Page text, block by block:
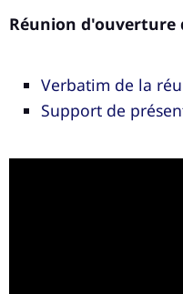
Réunion d'ouverture
Verbatim de la
Support de